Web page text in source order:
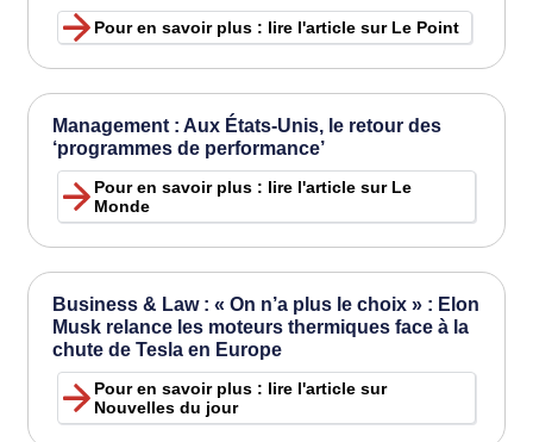
Pour en savoir plus : lire l'article sur Le Point
Management : Aux États-Unis, le retour des
‘programmes de performance’
Pour en savoir plus : lire l'article sur Le
Monde
Business & Law : « On n’a plus le choix » : Elon
Musk relance les moteurs thermiques face à la
chute de Tesla en Europe
Pour en savoir plus : lire l'article sur
Nouvelles du jour